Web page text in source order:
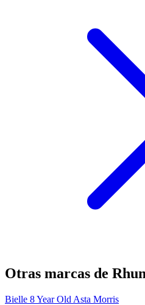
Otras marcas de
Bielle 8 Year Old Asta Morris